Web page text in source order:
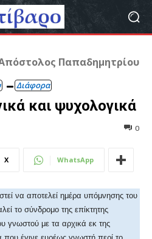
Παπαδημητρίου
Διάφορα
και ψυχολογικά
0
X WhatsApp
να αποτελεί ημέρα υπόμνησης του
το σύνδρομο της επίκτητης
γνωστού με τα αρχικά εκ της